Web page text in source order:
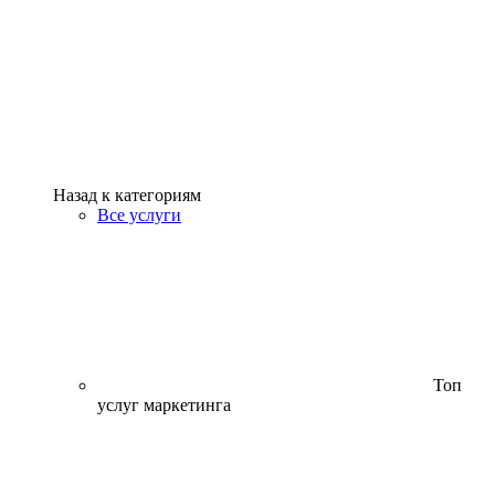
Назад к категориям
Все услуги
Топ
услуг маркетинга